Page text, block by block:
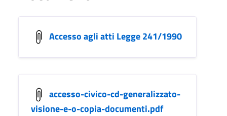
Accesso agli atti Legge 241/1990
accesso-civico-cd-generalizzato-
visione-e-o-copia-documenti.pdf